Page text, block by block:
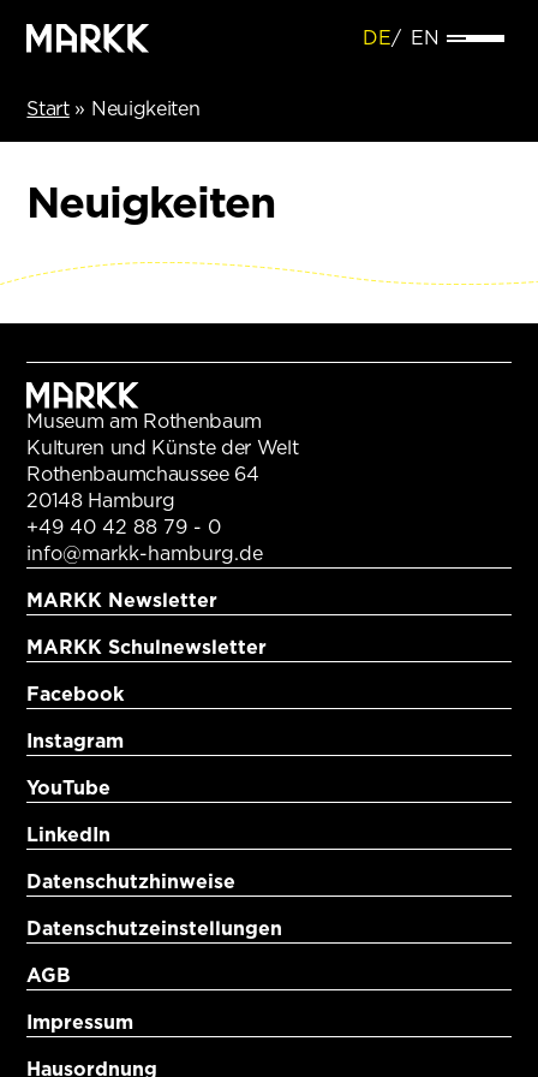
DE EN
Start» Neuigkeiten
Neuigkeiten
Museum am Rothenbaum
Kulturen und Künste der Welt
Rothenbaumchaussee 64
20148 Hamburg
+49 40 42 88 79 - 0
info@markk-hamburg.de
MARKK Newsletter
MARKK Schulnewsletter
Facebook
Instagram
YouTube
LinkedIn
Datenschutzhinweise
Datenschutzeinstellungen
AGB
Impressum
Hausordnung